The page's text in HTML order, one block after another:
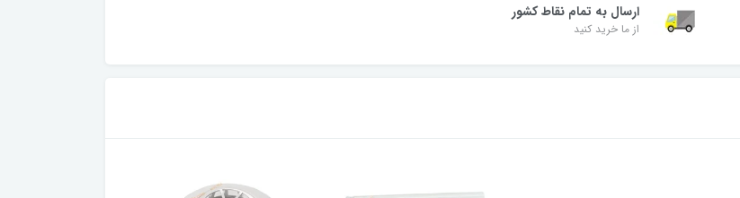
ارسال به تمام نقاط کشور
از ما خرید کنید